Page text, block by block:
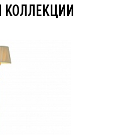
КОЛЛЕКЦИИ